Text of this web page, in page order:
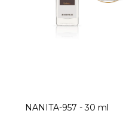
NANITA-957 - 30 ml